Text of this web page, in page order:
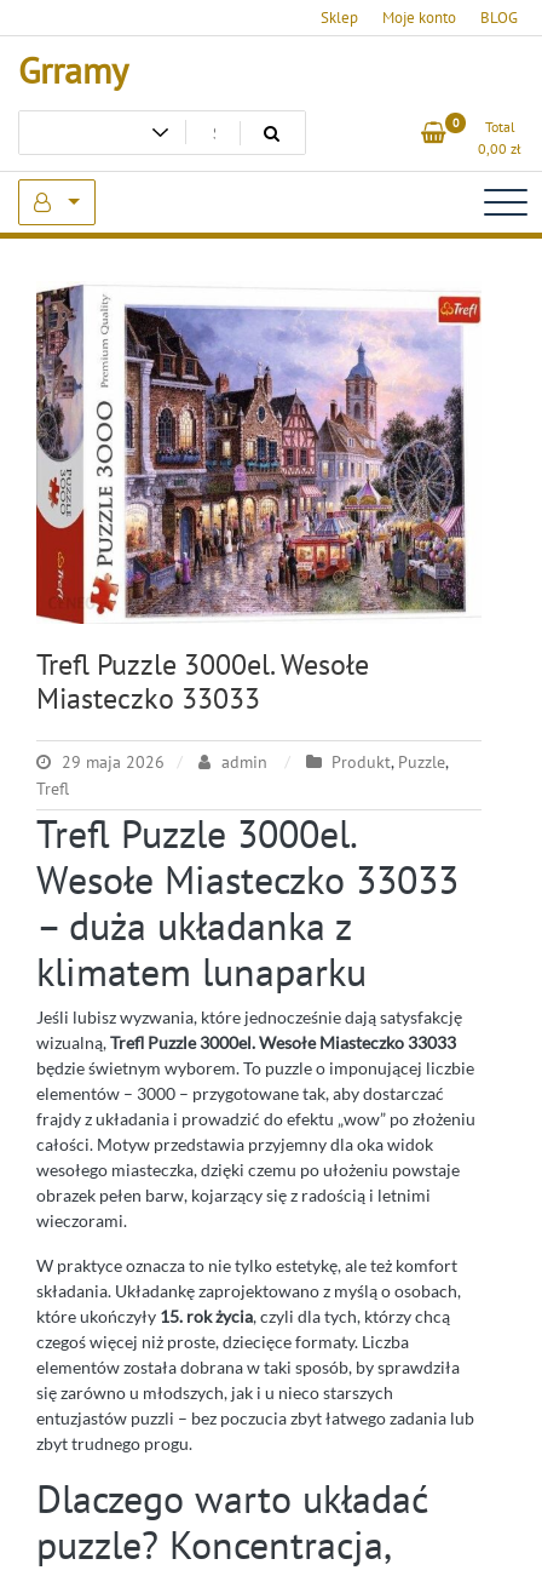
to
content
Sklep Moje konto BLOG
Grramy
0
Total
0,00 zł
Trefl Puzzle 3000el. Wesołe
Miasteczko 33033
29 maja 2026 admin Produkt, Puzzle,
Trefl
Trefl Puzzle 3000el.
Wesołe Miasteczko 33033
– duża układanka z
klimatem lunaparku
Jeśli lubisz wyzwania, które jednocześnie dają satysfakcję
wizualną,Trefl Puzzle 3000el. Wesołe Miasteczko 33033
będzie świetnym wyborem. To puzzle o imponującej liczbie
elementów – 3000 – przygotowane tak, aby dostarczać
frajdy z układania i prowadzić do efektu „wow” po złożeniu
całości. Motyw przedstawia przyjemny dla oka widok
wesołego miasteczka, dzięki czemu po ułożeniu powstaje
obrazek pełen barw, kojarzący się z radością i letnimi
wieczorami.
W praktyce oznacza to nie tylko estetykę, ale też komfort
składania. Układankę zaprojektowano z myślą o osobach,
które ukończyły 15. rok życia, czyli dla tych, którzy chcą
czegoś więcej niż proste, dziecięce formaty. Liczba
elementów została dobrana w taki sposób, by sprawdziła
się zarówno u młodszych, jak i u nieco starszych
entuzjastów puzzli – bez poczucia zbyt łatwego zadania lub
zbyt trudnego progu.
Dlaczego warto układać
puzzle? Koncentracja,